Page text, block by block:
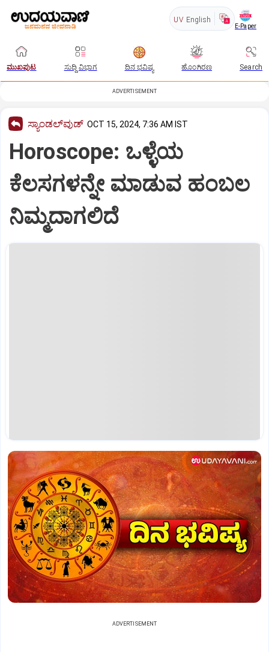
UV English
E-Paper
ಮುಖಪುಟ ಸುದ್ದಿ ವಿಭಾಗ ದಿನ ಭವಿಷ್ಯ ಹೊಂಗಿರಣ Search
ADVERTISEMENT
ಸ್ಯಾಂಡಲ್‌ವುಡ್‌ OCT 15, 2024, 7:36 AM IST
Horoscope: ಒಳ್ಳೆಯ
ಕೆಲಸಗಳನ್ನೇ ಮಾಡುವ ಹಂಬಲ
ನಿಮ್ಮದಾಗಲಿದೆ
ADVERTISEMENT